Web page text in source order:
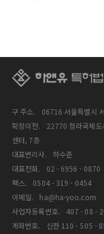
구 주소.
06716 서울특별시
확장이전.
22770 청라국제도
센터, 7층
대표변리사.
하수준
대표전화.
02 - 6956 - 0870
팩스.
0504 - 319 - 0454
이메일.
ha@ha-yoo.com
사업자등록번호.
407 - 08 -
계좌번호.
신한 110 - 505 -